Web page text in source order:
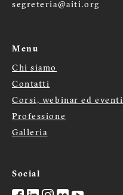
segreteria@aiti.org
Menu
Menù
footer
Chi siamo
Contatti
Corsi, webinar ed eventi
Professione
Galleria
Social